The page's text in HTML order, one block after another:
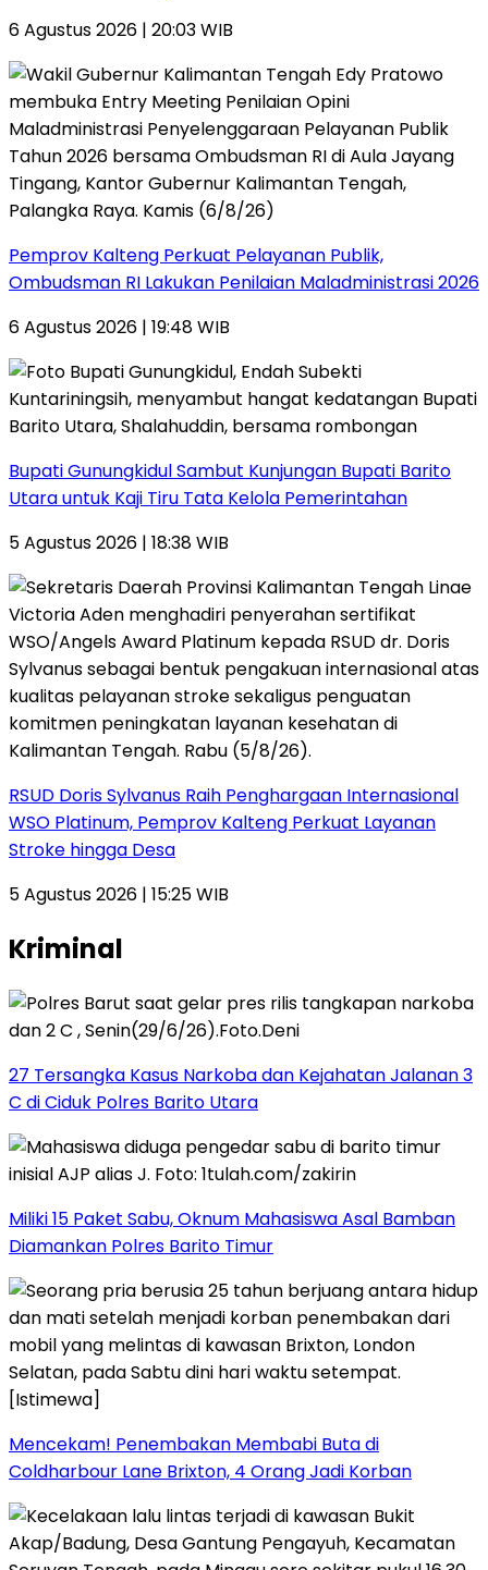
6 Agustus 2026 | 20:03 WIB
Pemprov Kalteng Perkuat Pelayanan Publik,
Ombudsman RI Lakukan Penilaian Maladministrasi 2026
6 Agustus 2026 | 19:48 WIB
Bupati Gunungkidul Sambut Kunjungan Bupati Barito
Utara untuk Kaji Tiru Tata Kelola Pemerintahan
5 Agustus 2026 | 18:38 WIB
RSUD Doris Sylvanus Raih Penghargaan Internasional
WSO Platinum, Pemprov Kalteng Perkuat Layanan
Stroke hingga Desa
5 Agustus 2026 | 15:25 WIB
Kriminal
27 Tersangka Kasus Narkoba dan Kejahatan Jalanan 3
C di Ciduk Polres Barito Utara
Miliki 15 Paket Sabu, Oknum Mahasiswa Asal Bamban
Diamankan Polres Barito Timur
Mencekam! Penembakan Membabi Buta di
Coldharbour Lane Brixton, 4 Orang Jadi Korban